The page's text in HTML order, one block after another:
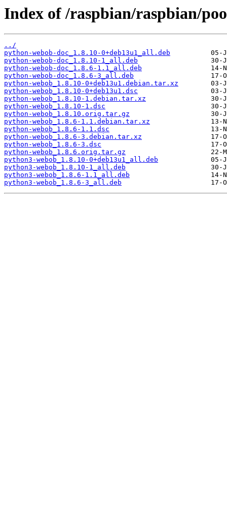
Index of /raspbian/raspbian/
../
python-webob-doc_1.8.10-0+deb13u1_all.deb
python-webob-doc_1.8.10-1_all.deb
python-webob-doc_1.8.6-1.1_all.deb
python-webob-doc_1.8.6-3_all.deb
python-webob_1.8.10-0+deb13u1.debian.tar.xz
python-webob_1.8.10-0+deb13u1.dsc
python-webob_1.8.10-1.debian.tar.xz
python-webob_1.8.10-1.dsc
python-webob_1.8.10.orig.tar.gz
python-webob_1.8.6-1.1.debian.tar.xz
python-webob_1.8.6-1.1.dsc
python-webob_1.8.6-3.debian.tar.xz
python-webob_1.8.6-3.dsc
python-webob_1.8.6.orig.tar.gz
python3-webob_1.8.10-0+deb13u1_all.deb
python3-webob_1.8.10-1_all.deb
python3-webob_1.8.6-1.1_all.deb
python3-webob_1.8.6-3_all.deb